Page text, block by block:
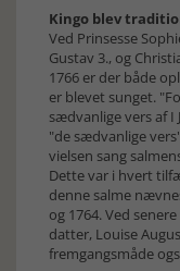
Kingo blev
Ved Prinsesse
Gustav 3., og
1766 er der både
er blevet sunget.
sædvanlige vers af I
"de sædvanlige
vielsen sang
Dette var i hvert
denne salme
og 1764. Ved
datter, Louise
fremgangsmåde